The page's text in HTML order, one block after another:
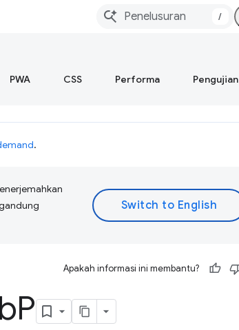
/
PWA CSS Performa Pengujian
.
Apakah informasi ini membantu?
P